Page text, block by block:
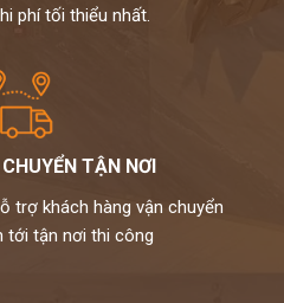
tác động ngoại lực,
ốp cầu thang, mặt
phí tối thiểu nhất.
TẬN NƠI
trợ khách hàng vận chuyển
tới tận nơi thi công